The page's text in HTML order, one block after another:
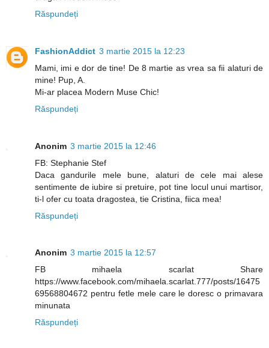
Răspundeți
FashionAddict 3 martie 2015 la 12:23
Mami, imi e dor de tine! De 8 martie as vrea sa fii alaturi de
mine! Pup, A.
Mi-ar placea Modern Muse Chic!
Răspundeți
Anonim 3 martie 2015 la 12:46
FB: Stephanie Stef
Daca gandurile mele bune, alaturi de cele mai alese
sentimente de iubire si pretuire, pot tine locul unui martisor,
ti-l ofer cu toata dragostea, tie Cristina, fiica mea!
Răspundeți
Anonim 3 martie 2015 la 12:57
FB mihaela scarlat Share
https://www.facebook.com/mihaela.scarlat.777/posts/16475
69568804672 pentru fetle mele care le doresc o primavara
minunata
Răspundeți